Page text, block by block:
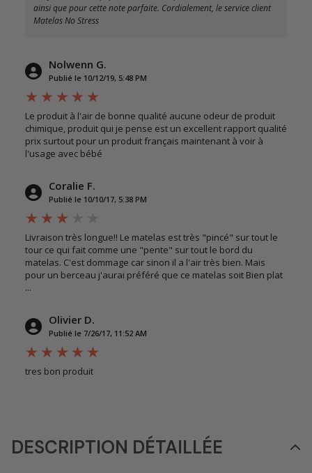
ainsi que pour cette note parfaite. Cordialement, le service client
Matelas No Stress
Nolwenn G.
Publié le 10/12/19, 5:48 PM
Le produit à l'air de bonne qualité aucune odeur de produit
chimique, produit qui je pense est un excellent rapport qualité
prix surtout pour un produit français maintenant à voir à
l'usage avec bébé
Coralie F.
Publié le 10/10/17, 5:38 PM
Livraison très longue!! Le matelas est très "pincé" sur tout le
tour ce qui fait comme une "pente" sur tout le bord du
matelas. C'est dommage car sinon il a l'air très bien. Mais
pour un berceau j'aurai préféré que ce matelas soit Bien plat
...
Olivier D.
Publié le 7/26/17, 11:52 AM
tres bon produit
DESCRIPTION DÉTAILLÉE